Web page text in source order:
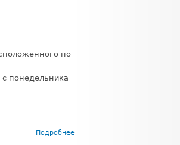
по
понедельника
Подробнее